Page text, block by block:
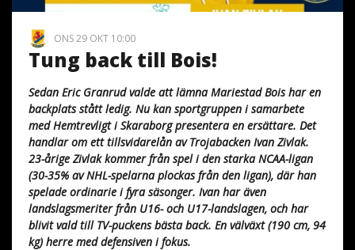
ONS 29 OKT 10:00
Tung back till Bois!
Sedan Eric Granrud valde att lämna Mariestad Bois har en
backplats stått ledig. Nu kan sportgruppen i samarbete
med Hemtrevligt i Skaraborg presentera en ersättare. Det
handlar om ett tillsvidarelån av Trojabacken Ivan Zivlak.
23-årige Zivlak kommer från spel i den starka NCAA-ligan
(30-35% av NHL-spelarna plockas från den ligan), där han
spelade ordinarie i fyra säsonger. Ivan har även
landslagsmeriter från U16- och U17-landslagen, och har
blivit vald till TV-puckens bästa back. En välväxt (190 cm, 94
kg) herre med defensiven i fokus.